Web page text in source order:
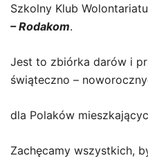
Szkolny Klub
– Rodakom.
Jest to zbiórka darów i
świąteczno –
dla Polaków
Zachęcamy wszystkich,